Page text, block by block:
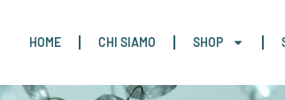
HOME CHI SIAMO SHOP